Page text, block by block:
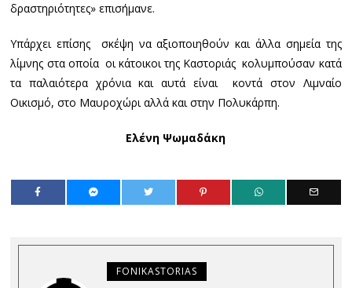
δραστηριότητες» επισήμανε.
Υπάρχει επίσης σκέψη να αξιοποιηθούν και άλλα σημεία της
λίμνης στα οποία οι κάτοικοι της Καστοριάς κολυμπούσαν κατά
τα παλαιότερα χρόνια και αυτά είναι κοντά στον Λιμναίο
Οικισμό, στο Μαυροχώρι αλλά και στην Πολυκάρπη.
Ελένη Ψωμαδάκη
FONIKASTORIAS